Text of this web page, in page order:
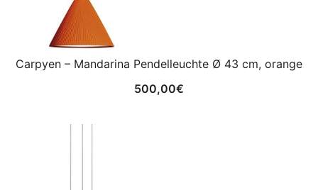
Carpyen – Mandarina Pendelleuchte Ø 43 cm, orange
500,00€